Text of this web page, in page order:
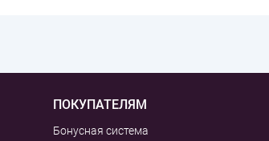
ПОКУПАТЕЛЯМ
Бонусная система